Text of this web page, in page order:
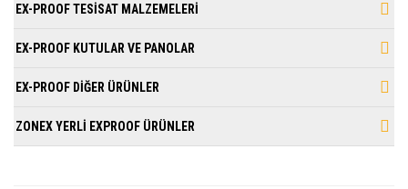
EX-PROOF TESİSAT MALZEMELERİ
EX-PROOF KUTULAR VE PANOLAR
EX-PROOF DİĞER ÜRÜNLER
ZONEX YERLİ EXPROOF ÜRÜNLER